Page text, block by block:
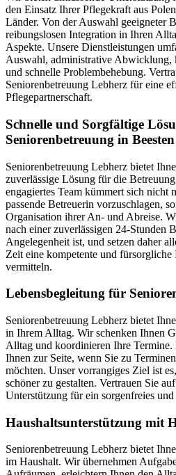
den Einsatz Ihrer Pflegekraft aus
Länder. Von der Auswahl geeigneter
reibungslosen Integration in Ihren
Aspekte. Unsere Dienstleistungen
Auswahl, administrative Abwicklung,
und schnelle Problembehebung.
Seniorenbetreuung Lebherz für eine
Pflegepartnerschaft.
Schnelle und Sorgfältige
Seniorenbetreuung in Beesten
Seniorenbetreuung Lebherz bietet
zuverlässige Lösung für die
engagiertes Team kümmert sich nicht
passende Betreuerin vorzuschlagen,
Organisation ihrer An- und Abreise.
nach einer zuverlässigen 24-Stunden
Angelegenheit ist, und setzen daher
Zeit eine kompetente und fürsorgliche
vermitteln.
Lebensbegleitung für
Seniorenbetreuung Lebherz bietet
in Ihrem Alltag. Wir schenken Ihnen
Alltag und koordinieren Ihre Termine.
Ihnen zur Seite, wenn Sie zu
möchten. Unser vorrangiges Ziel ist
schöner zu gestalten. Vertrauen Sie
Unterstützung für ein sorgenfreies
Haushalts­unterstützung mit
Seniorenbetreuung Lebherz bietet
im Haushalt. Wir übernehmen